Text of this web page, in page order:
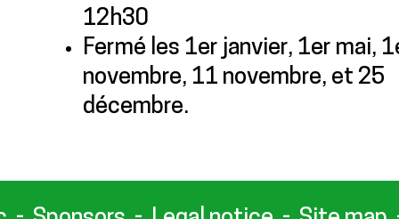
12h30
Fermé les 1er janvier, 1er mai,
novembre, 11 novembre, et 25
décembre.